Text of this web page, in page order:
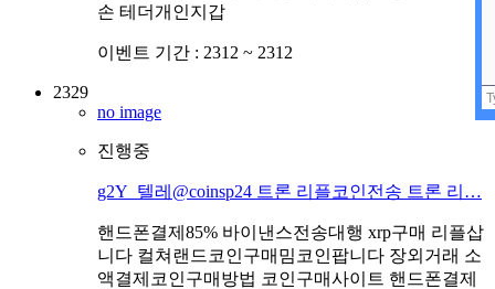
손 테더개인지갑
이벤트 기간 : 2312 ~ 2312
2329
no image
진행중
g2Y_텔레@coinsp24 트론 리플코인전송 트론 리…
핸드폰결제85% 바이낸스전송대행 xrp구매 리플삽
니다 컬쳐랜드코인구매밈코인팝니다 장외거래 소
액결제코인구매방법 코인구매사이트 핸드폰결제